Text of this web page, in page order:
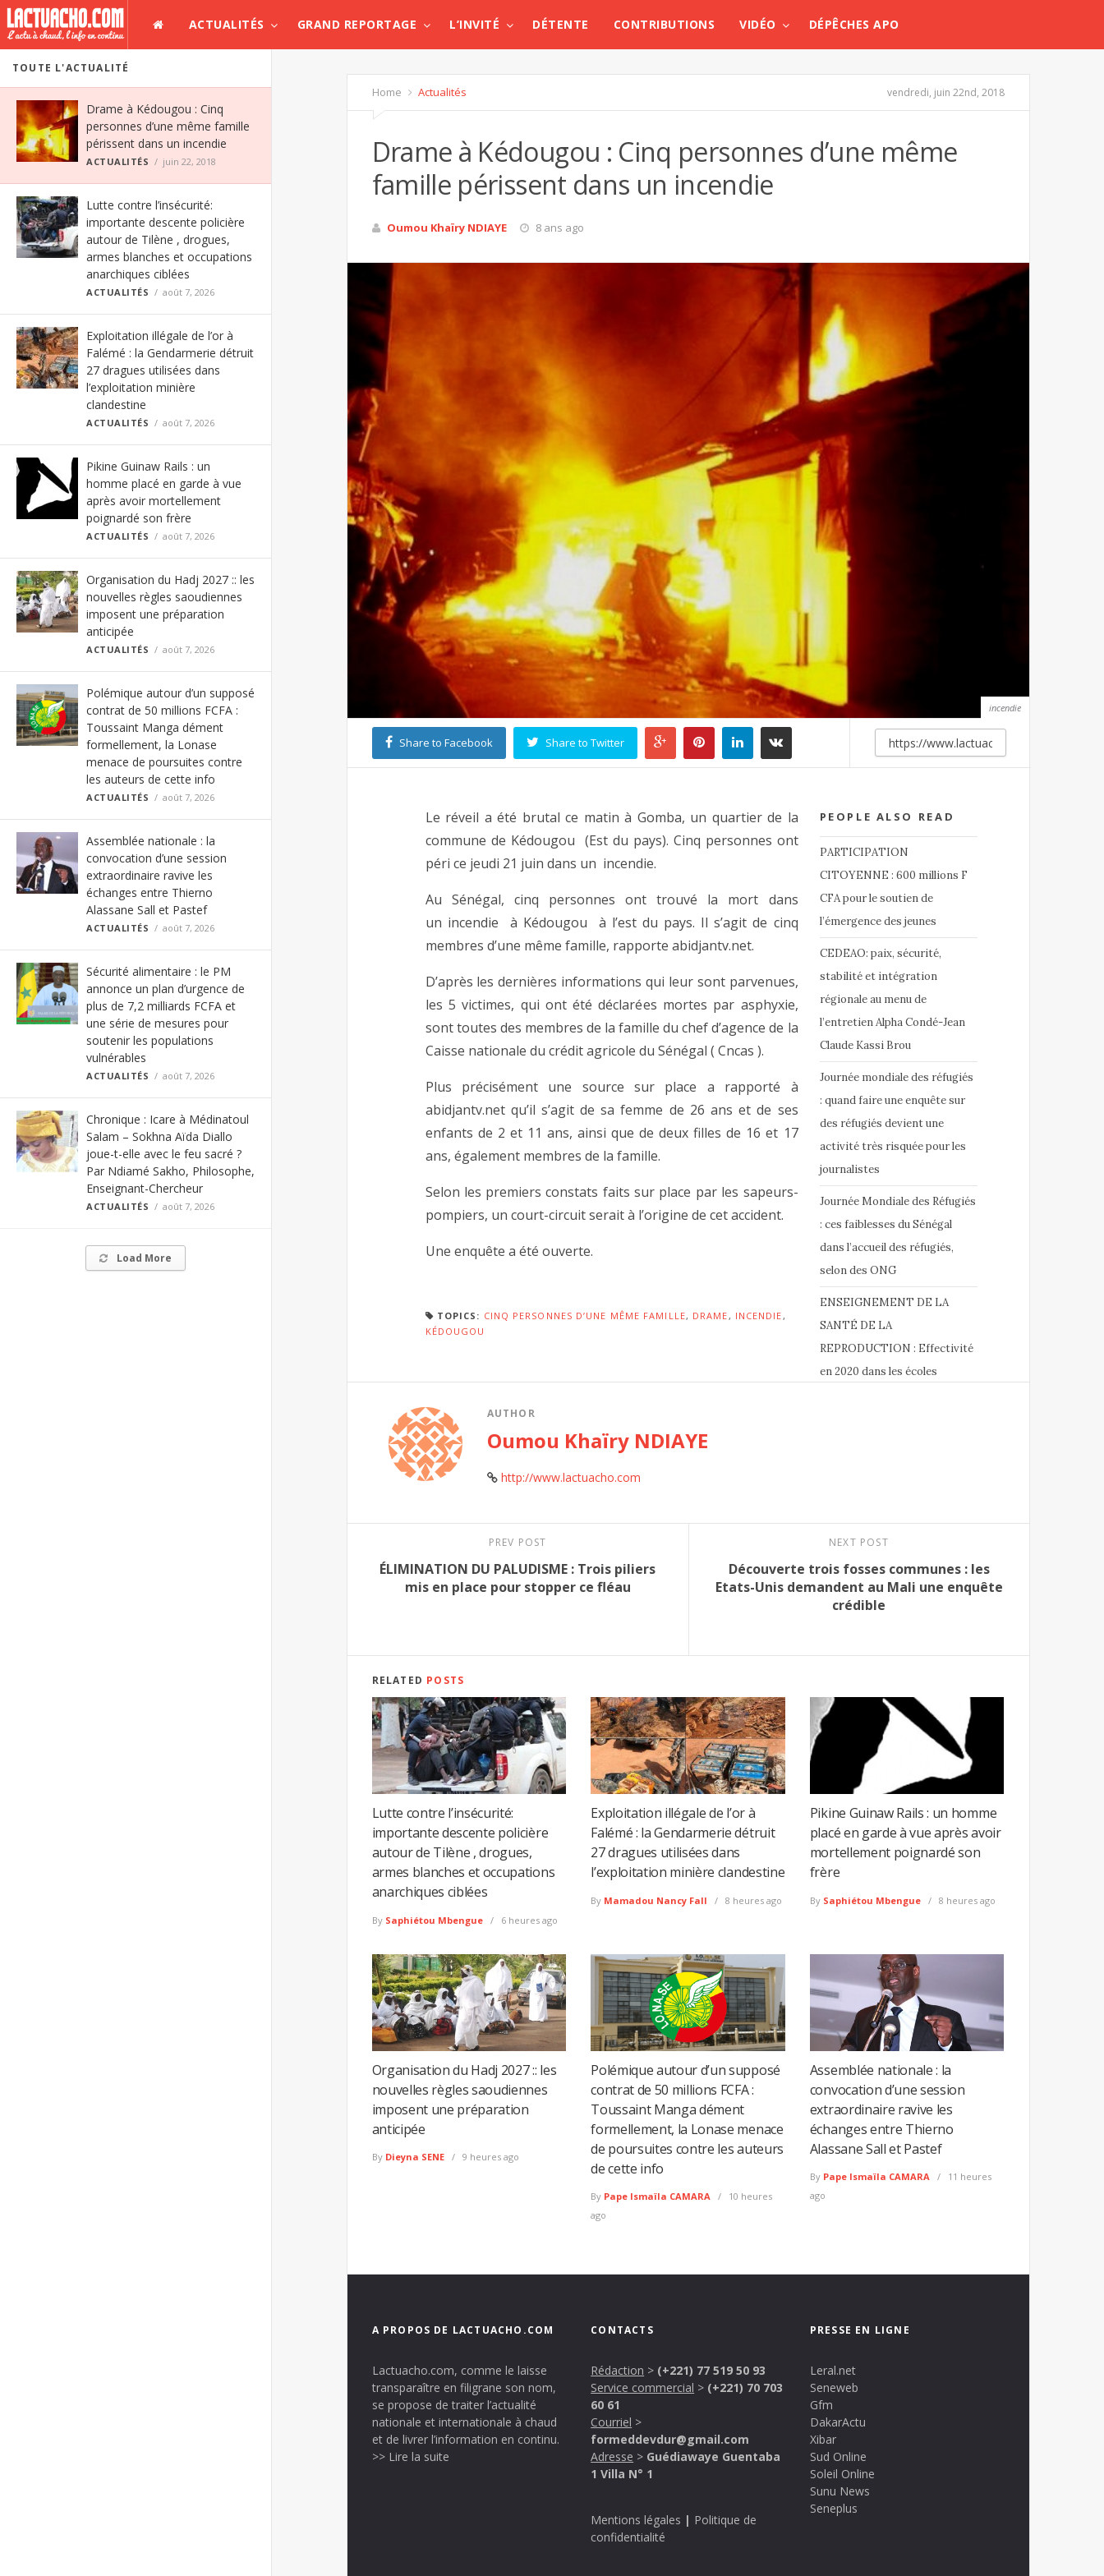
ACTUALITÉS GRAND REPORTAGE L’INVITÉ DÉTENTE CONTRIBUTIONS VIDÉO DÉPÊCHES APO
TOUTE L'ACTUALITÉ
Drame à Kédougou : Cinq
personnes d’une même famille
périssent dans un incendie
ACTUALITÉS juin 22, 2018
Lutte contre l’insécurité:
importante descente policière
autour de Tilène , drogues,
armes blanches et occupations
anarchiques ciblées
ACTUALITÉS août 7, 2026
Exploitation illégale de l’or à
Falémé : la Gendarmerie détruit
27 dragues utilisées dans
l’exploitation minière
clandestine
ACTUALITÉS août 7, 2026
Pikine Guinaw Rails : un
homme placé en garde à vue
après avoir mortellement
poignardé son frère
ACTUALITÉS août 7, 2026
Organisation du Hadj 2027 :: les
nouvelles règles saoudiennes
imposent une préparation
anticipée
ACTUALITÉS août 7, 2026
Polémique autour d’un supposé
contrat de 50 millions FCFA :
Toussaint Manga dément
formellement, la Lonase
menace de poursuites contre
les auteurs de cette info
ACTUALITÉS août 7, 2026
Assemblée nationale : la
convocation d’une session
extraordinaire ravive les
échanges entre Thierno
Alassane Sall et Pastef
ACTUALITÉS août 7, 2026
Sécurité alimentaire : le PM
annonce un plan d’urgence de
plus de 7,2 milliards FCFA et
une série de mesures pour
soutenir les populations
vulnérables
ACTUALITÉS août 7, 2026
Chronique : Icare à Médinatoul
Salam – Sokhna Aïda Diallo
joue-t-elle avec le feu sacré ?
Par Ndiamé Sakho, Philosophe,
Enseignant-Chercheur
ACTUALITÉS août 7, 2026
Load More
Home Actualités vendredi, juin 22nd, 2018
Drame à Kédougou : Cinq personnes d’une même
famille périssent dans un incendie
Oumou Khaïry NDIAYE 8 ans ago
incendie
Share to Facebook Share to Twitter
PEOPLE ALSO READ
PARTICIPATION
CITOYENNE : 600 millions F
CFA pour le soutien de
l’émergence des jeunes
CEDEAO: paix, sécurité,
stabilité et intégration
régionale au menu de
l’entretien Alpha Condé-Jean
Claude Kassi Brou
Journée mondiale des réfugiés
: quand faire une enquête sur
des réfugiés devient une
activité très risquée pour les
journalistes
Journée Mondiale des Réfugiés
: ces faiblesses du Sénégal
dans l’accueil des réfugiés,
selon des ONG
ENSEIGNEMENT DE LA
SANTÉ DE LA
REPRODUCTION : Effectivité
en 2020 dans les écoles
Le réveil a été brutal ce matin à Gomba, un quartier de la
commune de Kédougou (Est du pays). Cinq personnes ont
péri ce jeudi 21 juin dans un incendie.
Au Sénégal, cinq personnes ont trouvé la mort dans
un incendie à Kédougou à l’est du pays. Il s’agit de cinq
membres d’une même famille, rapporte abidjantv.net.
D’après les dernières informations qui leur sont parvenues,
les 5 victimes, qui ont été déclarées mortes par asphyxie,
sont toutes des membres de la famille du chef d’agence de la
Caisse nationale du crédit agricole du Sénégal ( Cncas ).
Plus précisément une source sur place a rapporté à
abidjantv.net qu’il s’agit de sa femme de 26 ans et de ses
enfants de 2 et 11 ans, ainsi que de deux filles de 16 et 17
ans, également membres de la famille.
Selon les premiers constats faits sur place par les sapeurs-
pompiers, un court-circuit serait à l’origine de cet accident.
Une enquête a été ouverte.
TOPICS: CINQ PERSONNES D’UNE MÊME FAMILLE, DRAME , INCENDIE ,
KÉDOUGOU
AUTHOR
Oumou Khaïry NDIAYE
http://www.lactuacho.com
PREV POST
ÉLIMINATION DU PALUDISME : Trois piliers
mis en place pour stopper ce fléau
NEXT POST
Découverte trois fosses communes : les
Etats-Unis demandent au Mali une enquête
crédible
RELATED POSTS
Lutte contre l’insécurité:
importante descente policière
autour de Tilène , drogues,
armes blanches et occupations
anarchiques ciblées
By Saphiétou Mbengue 6 heures ago
Exploitation illégale de l’or à
Falémé : la Gendarmerie détruit
27 dragues utilisées dans
l’exploitation minière clandestine
By Mamadou Nancy Fall 8 heures ago
Pikine Guinaw Rails : un homme
placé en garde à vue après avoir
mortellement poignardé son
frère
By Saphiétou Mbengue 8 heures ago
Organisation du Hadj 2027 :: les
nouvelles règles saoudiennes
imposent une préparation
anticipée
By Dieyna SENE 9 heures ago
Polémique autour d’un supposé
contrat de 50 millions FCFA :
Toussaint Manga dément
formellement, la Lonase menace
de poursuites contre les auteurs
de cette info
By Pape Ismaïla CAMARA
10 heures
ago
Assemblée nationale : la
convocation d’une session
extraordinaire ravive les
échanges entre Thierno
Alassane Sall et Pastef
By Pape Ismaïla CAMARA
11 heures
ago
A PROPOS DE LACTUACHO.COM
Lactuacho.com, comme le laisse
transparaître en filigrane son nom,
se propose de traiter l’actualité
nationale et internationale à chaud
et de livrer l’information en continu.
>> Lire la suite
CONTACTS
Rédaction > (+221) 77 519 50 93
Service commercial > (+221) 70 703
60 61
Courriel >
formeddevdur@gmail.com
Adresse > Guédiawaye Guentaba
1 Villa N° 1
Mentions légales | Politique de
confidentialité
PRESSE EN LIGNE
Leral.net
Seneweb
Gfm
DakarActu
Xibar
Sud Online
Soleil Online
Sunu News
Seneplus